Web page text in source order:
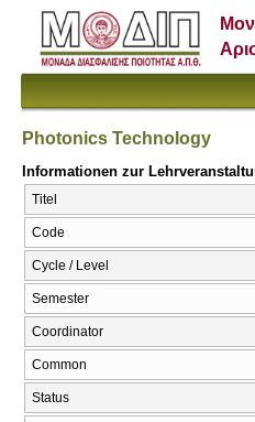
Photonics Technology
Informationen zur
Titel
Code
Cycle / Level
Semester
Coordinator
Common
Status